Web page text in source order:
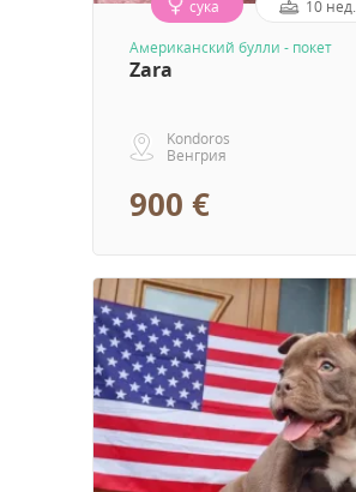
сука 10 нед.
Aмериканский булли - покет
Zara
Kondoros
Венгрия
900 €